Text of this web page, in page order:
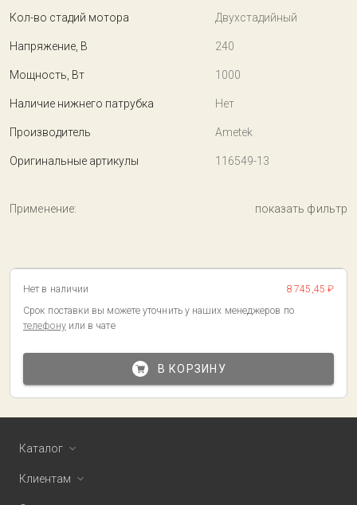
Кол-во стадий мотора Двухстадийный
Напряжение, В 240
Мощность, Вт 1000
Наличие нижнего патрубка Нет
Производитель Ametek
Оригинальные артикулы 116549-13
Применение: показать фильтр
Нет в наличии
8 745,45 ₽
Срок поставки вы можете уточнить у наших менеджеров по
телефону или в чате
В КОРЗИНУ
Каталог
Клиентам